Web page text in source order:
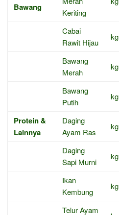
Bawang
Keriting
Cabai
Rawit Hijau
kg
Bawang
Merah
kg
Bawang
Putih
kg
Protein &
Lainnya
Daging
Ayam Ras
kg
Daging
Sapi Murni
kg
Ikan
Kembung
kg
Telur Ayam